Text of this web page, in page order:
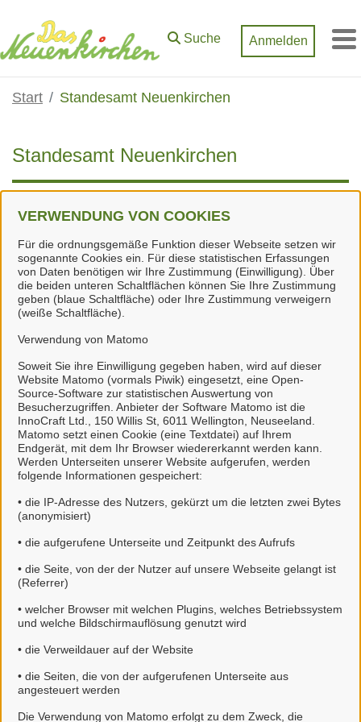
VERWENDUNG VON COOKIES
Für die ordnungsgemäße Funktion dieser Webseite setzen wir
sogenannte Cookies ein. Für diese statistischen Erfassungen
von Daten benötigen wir Ihre Zustimmung (Einwilligung). Über
die beiden unteren Schaltflächen können Sie Ihre Zustimmung
geben (blaue Schaltfläche) oder Ihre Zustimmung verweigern
(weiße Schaltfläche).
Verwendung von Matomo
Soweit Sie ihre Einwilligung gegeben haben, wird auf dieser
Website Matomo (vormals Piwik) eingesetzt, eine Open-
Source-Software zur statistischen Auswertung von
Besucherzugriffen. Anbieter der Software Matomo ist die
InnoCraft Ltd., 150 Willis St, 6011 Wellington, Neuseeland.
Matomo setzt einen Cookie (eine Textdatei) auf Ihrem
Endgerät, mit dem Ihr Browser wiedererkannt werden kann.
Werden Unterseiten unserer Website aufgerufen, werden
folgende Informationen gespeichert:
• die IP-Adresse des Nutzers, gekürzt um die letzten zwei Bytes
(anonymisiert)
• die aufgerufene Unterseite und Zeitpunkt des Aufrufs
• die Seite, von der der Nutzer auf unsere Webseite gelangt ist
(Referrer)
• welcher Browser mit welchen Plugins, welches Betriebssystem
und welche Bildschirmauflösung genutzt wird
• die Verweildauer auf der Website
• die Seiten, die von der aufgerufenen Unterseite aus
angesteuert werden
Die Verwendung von Matomo erfolgt zu dem Zweck, die
Suche Anmelden
Start Standesamt Neuenkirchen
Standesamt Neuenkirchen
Standort
Rathaus
Hauptstraße 1/3
29643 Neuenkirchen
Tel.:+49 5195 940-0
E‑Mail:standesamt@dasneuenkirchen.de
Kontakt
Frau Riebesehl
Dienstleistungen
Urkunden aus dem Eheregister
Urkunden aus dem Geburtenregister
Urkunden aus dem Lebenspartnerschaftregister